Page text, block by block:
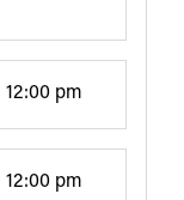
12:00 pm
12:00 pm